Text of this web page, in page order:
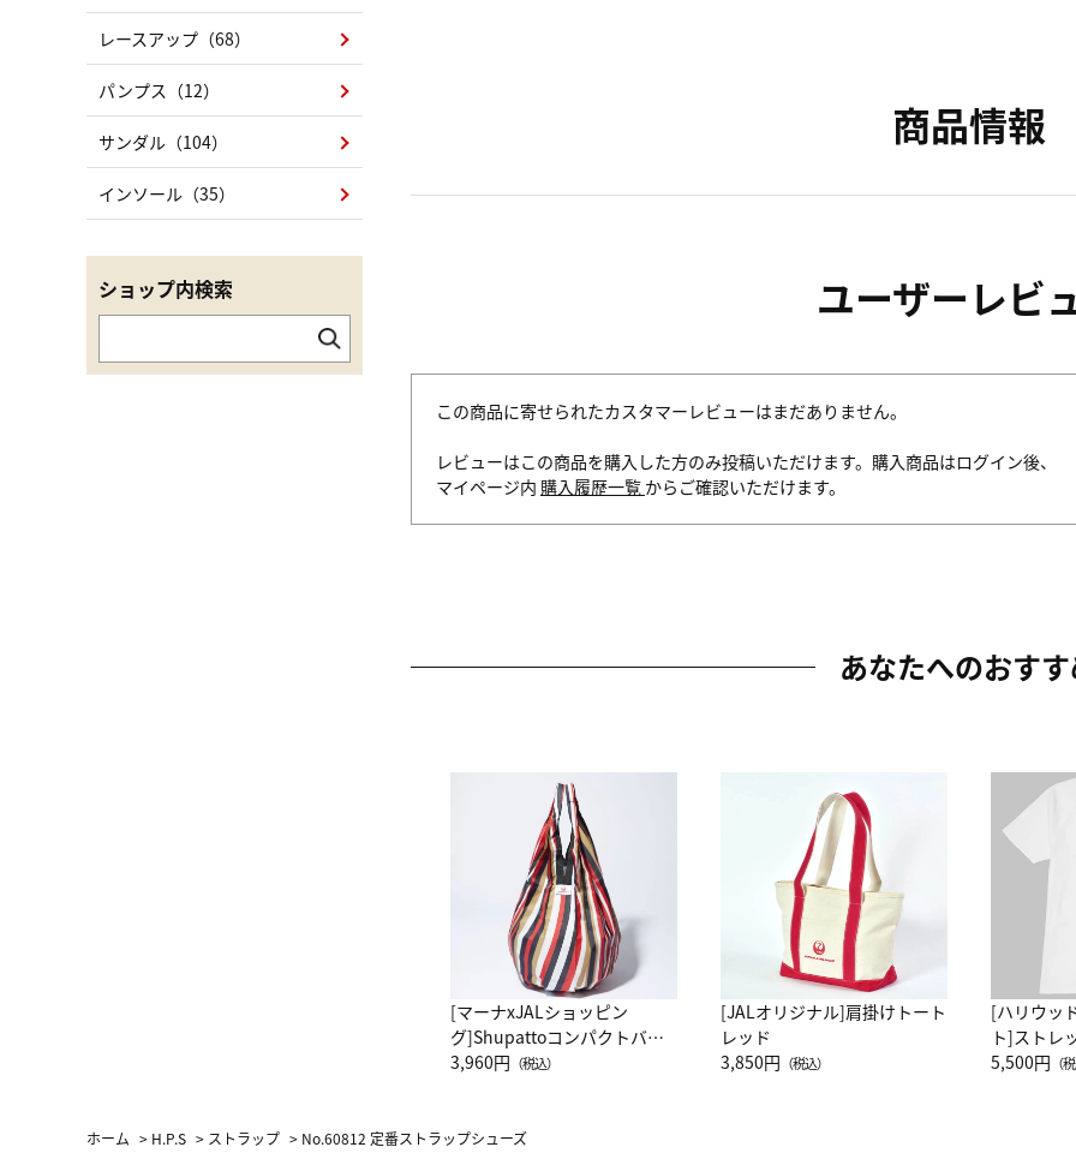
商品情報
ユーザーレビ
この商品に寄せられたカスタマーレビューはまだありません。
レビューはこの商品を購入した方のみ投稿いただけます。購入商品はログイン後、
マイページ内 購入履歴一覧 からご確認いただけます。
あなたへのおす
[マーナxJALショッピン
グ]Shupattoコンパクトバッ
グ Drop JAL客室乗務員
3,960円 （税込）
[JALオリジナル]肩掛けトート
レッド
3,850円 （税込）
[ハリウッ
ト]ストレ
ーネック
5,500円 （
レースアップ（68）
パンプス（12）
サンダル（104）
インソール（35）
ショップ内検索
ホーム > H.P.S > ストラップ > No.60812 定番ストラップシューズ